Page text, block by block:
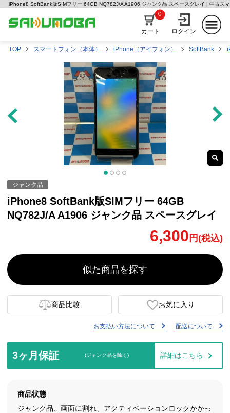
iPhone8 SoftBank版SIMフリー 64GB NQ782J/A A1906 ジャンク品 スペースグレイ | 中古ス
カート
0
ログイン
TOP スマートフォン（本体） iPhone（アイフォン） SoftBank
ジャンク品
iPhone8 SoftBank版SIMフリー 64GB
NQ782J/A A1906 ジャンク品 スペースグレイ
6,300 円(税込)
似た商品を探す
商品比較 お気に入り
お支払い方法について 配送について
3ヶ月保証 (ジャンク品を除く) 詳細はこちら
商品状態
ジャンク品、画面に割れ、アクティベーションロックかかっ